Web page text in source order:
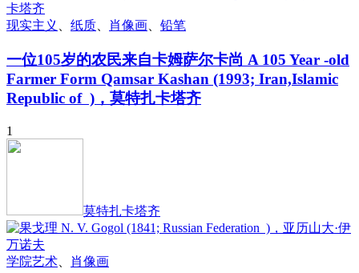
现实主义 纸质 肖像画 铅笔
一位105岁的农民来自卡姆萨尔卡尚 A 105 Year -old
Farmer Form Qamsar Kashan (1993; Iran,Islamic
Republic of )，莫特扎卡塔齐
1
莫特扎卡塔齐
学院艺术 肖像画